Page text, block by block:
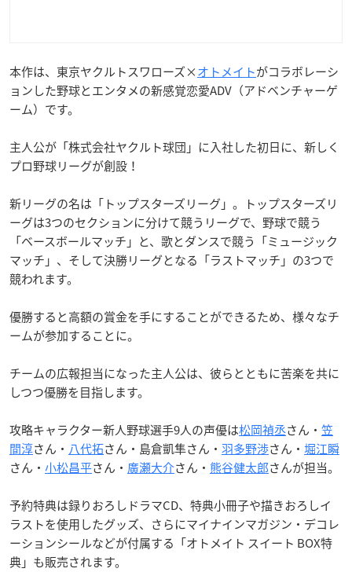
本作は、東京ヤクルトスワローズ×オトメイトがコラボレーシ
ョンした野球とエンタメの新感覚恋愛ADV（アドベンチャーゲ
ーム）です。
主人公が「株式会社ヤクルト球団」に入社した初日に、新しく
プロ野球リーグが創設！
新リーグの名は「トップスターズリーグ」。トップスターズリ
ーグは3つのセクションに分けて競うリーグで、野球で競う
「ベースボールマッチ」と、歌とダンスで競う「ミュージック
マッチ」、そして決勝リーグとなる「ラストマッチ」の3つで
競われます。
優勝すると高額の賞金を手にすることができるため、様々なチ
ームが参加することに。
チームの広報担当になった主人公は、彼らとともに苦楽を共に
しつつ優勝を目指します。
攻略キャラクター新人野球選手9人の声優は松岡禎丞さん・ 笠
間淳さん・ 八代拓さん・島倉凱隼さん・ 羽多野渉さん・ 堀江瞬
さん・ 小松昌平さん・ 廣瀬大介さん・ 熊谷健太郎さんが担当。
予約特典は録りおろしドラマCD、特典小冊子や描きおろしイ
ラストを使用したグッズ、さらにマイナインマガジン・デコレ
ーションシールなどが付属する「オトメイト スイート BOX特
典」も販売されます。